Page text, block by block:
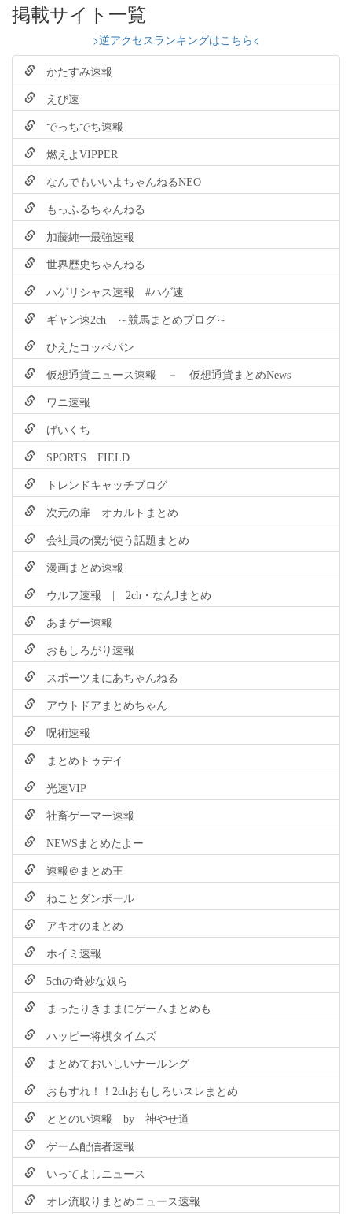
掲載サイト一覧
>逆アクセスランキングはこちら<
かたすみ速報
えび速
でっちでち速報
燃えよVIPPER
なんでもいいよちゃんねるNEO
もっふるちゃんねる
加藤純一最強速報
世界歴史ちゃんねる
ハゲリシャス速報 #ハゲ速
ギャン速2ch ～競馬まとめブログ～
ひえたコッペパン
仮想通貨ニュース速報 － 仮想通貨まとめNews
ワニ速報
げいくち
SPORTS FIELD
トレンドキャッチブログ
次元の扉 オカルトまとめ
会社員の僕が使う話題まとめ
漫画まとめ速報
ウルフ速報 | 2ch・なんJまとめ
あまゲー速報
おもしろがり速報
スポーツまにあちゃんねる
アウトドアまとめちゃん
呪術速報
まとめトゥデイ
光速VIP
社畜ゲーマー速報
NEWSまとめたよー
速報＠まとめ王
ねことダンボール
アキオのまとめ
ホイミ速報
5chの奇妙な奴ら
まったりきままにゲームまとめも
ハッピー将棋タイムズ
まとめておいしいナールング
おもすれ！！2chおもしろいスレまとめ
ととのい速報 by 神やせ道
ゲーム配信者速報
いってよしニュース
オレ流取りまとめニュース速報